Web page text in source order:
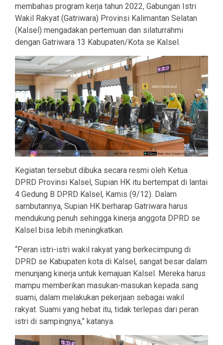
membahas program kerja tahun 2022, Gabungan Istri
Wakil Rakyat (Gatriwara) Provinsi Kalimantan Selatan
(Kalsel) mengadakan pertemuan dan silaturrahmi
dengan Gatriwara 13 Kabupaten/Kota se Kalsel.
Kegiatan tersebut dibuka secara resmi oleh Ketua
DPRD Provinsi Kalsel, Supian HK itu bertempat di lantai
4 Gedung B DPRD Kalsel, Kamis (9/12). Dalam
sambutannya, Supian HK berharap Gatriwara harus
mendukung penuh sehingga kinerja anggota DPRD se
Kalsel bisa lebih meningkatkan.
“Peran istri-istri wakil rakyat yang berkecimpung di
DPRD se Kabupaten kota di Kalsel, sangat besar dalam
menunjang kinerja untuk kemajuan Kalsel. Mereka harus
mampu memberikan masukan-masukan kepada sang
suami, dalam melakukan pekerjaan sebagai wakil
rakyat. Suami yang hebat itu, tidak terlepas dari peran
istri di sampingnya,” katanya.